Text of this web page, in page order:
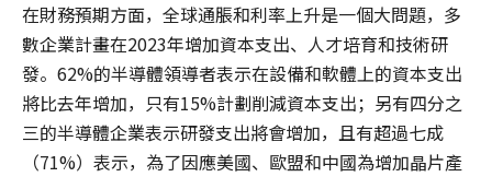
在財務預期方面，全球通脹和利率上升是一個大問題，多
數企業計畫在2023年增加資本支出、人才培育和技術研
發。62%的半導體領導者表示在設備和軟體上的資本支出
將比去年增加，只有15%計劃削減資本支出；另有四分之
三的半導體企業表示研發支出將會增加，且有超過七成
（71%）表示，為了因應美國、歐盟和中國為增加晶片產